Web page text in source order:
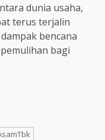
dunia usaha,
terus terjalin
bencana
bagi